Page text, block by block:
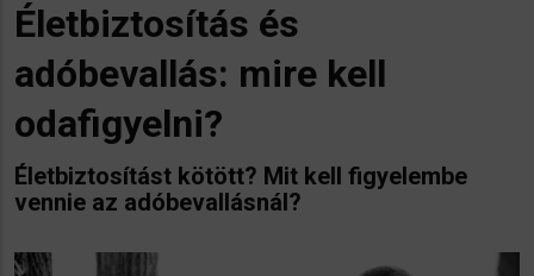
Életbiztosítás és
adóbevallás: mire kell
odafigyelni?
Életbiztosítást kötött? Mit kell figyelembe
vennie az adóbevallásnál?